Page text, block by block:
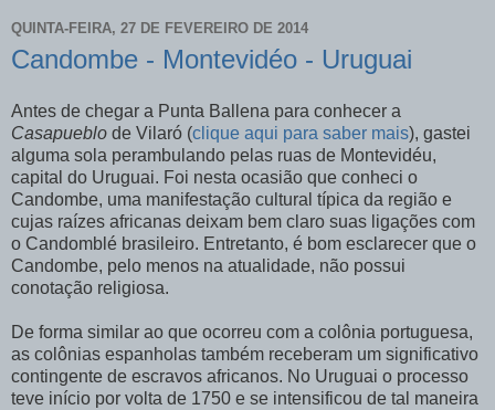
QUINTA-FEIRA, 27 DE FEVEREIRO DE 2014
Candombe - Montevidéo - Uruguai
Antes de chegar a Punta Ballena para conhecer a
Casapueblo de Vilaró (clique aqui para saber mais), gastei
alguma sola perambulando pelas ruas de Montevidéu,
capital do Uruguai. Foi nesta ocasião que conheci o
Candombe, uma manifestação cultural típica da região e
cujas raízes africanas deixam bem claro suas ligações com
o Candomblé brasileiro. Entretanto, é bom esclarecer que o
Candombe, pelo menos na atualidade, não possui
conotação religiosa.
De forma similar ao que ocorreu com a colônia portuguesa,
as colônias espanholas também receberam um significativo
contingente de escravos africanos. No Uruguai o processo
teve início por volta de 1750 e se intensificou de tal maneira